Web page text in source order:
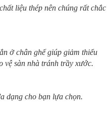
liệu thép nên chúng rất chắc
ở chân ghế giúp giảm thiểu
vệ sàn nhà tránh trầy xước.
dạng cho bạn lựa chọn.